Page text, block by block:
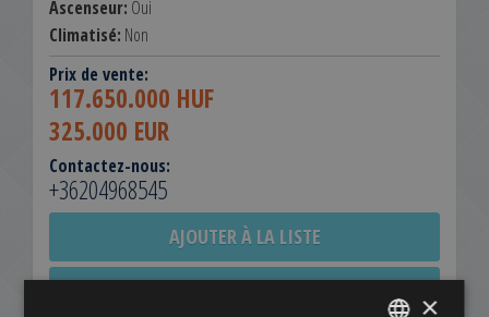
Ascenseur: Oui
Climatisé: Non
Prix de vente:
117.650.000 HUF
325.000 EUR
Contactez-nous:
+36204968545
AJOUTER À LA LISTE
×